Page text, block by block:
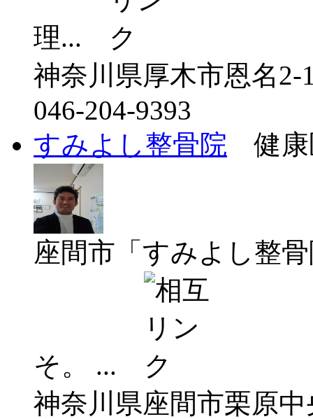
理...
神奈川県厚木市恩名2-
046-204-9393
すみよし整骨院 健康
座間市「すみよし整
そ。 ...
神奈川県座間市栗原